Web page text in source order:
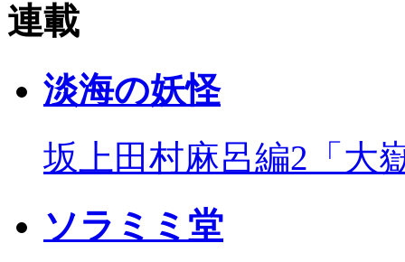
連載
淡海の妖怪
坂上田村麻呂編2「大
ソラミミ堂